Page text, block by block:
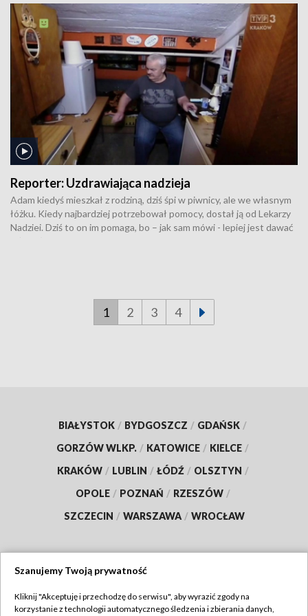
w wioślarstwie na Węgrzech. Jest jedynym w tym wieku czynnym
wioślarzem na świecie.
Reporter:Uzdrawiająca nadzieja
Adam kiedyś mieszkał z rodziną, dziś śpi w piwnicy, ale we własnym
łóżku. Kiedy najbardziej potrzebował pomocy, dostał ją od Lekarzy
Nadziei. Dziś to on im pomaga, bo – jak sam mówi - lepiej jest dawać
1 2 3 4
BIAŁYSTOK / BYDGOSZCZ / GDAŃSK /
GORZÓW WLKP. / KATOWICE / KIELCE /
KRAKÓW / LUBLIN / ŁÓDŹ / OLSZTYN /
OPOLE / POZNAŃ / RZESZÓW /
SZCZECIN / WARSZAWA / WROCŁAW
TVP
Szanujemy Twoją prywatność
Kliknij "Akceptuję i przechodzę do serwisu", aby wyrazić zgody na
korzystanie z technologii automatycznego śledzenia i zbierania danych,